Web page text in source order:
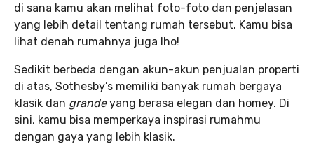
di sana kamu akan melihat foto-foto dan penjelasan
yang lebih detail tentang rumah tersebut. Kamu bisa
lihat denah rumahnya juga lho!
Sedikit berbeda dengan akun-akun penjualan properti
di atas, Sothesby’s memiliki banyak rumah bergaya
klasik dan grandeyang berasa elegan dan homey. Di
sini, kamu bisa memperkaya inspirasi rumahmu
dengan gaya yang lebih klasik.